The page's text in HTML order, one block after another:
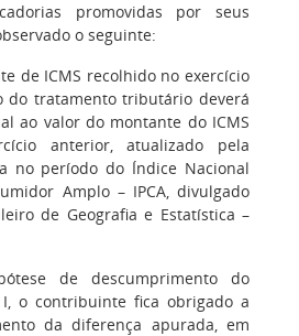
promovidas por seus
o seguinte:
de ICMS recolhido no exercício
do tratamento tributário deverá
ao valor do montante do ICMS
anterior, atualizado pela
no período do Índice Nacional
Amplo – IPCA, divulgado
de Geografia e Estatística –
de descumprimento do
o contribuinte fica obrigado a
da diferença apurada, em